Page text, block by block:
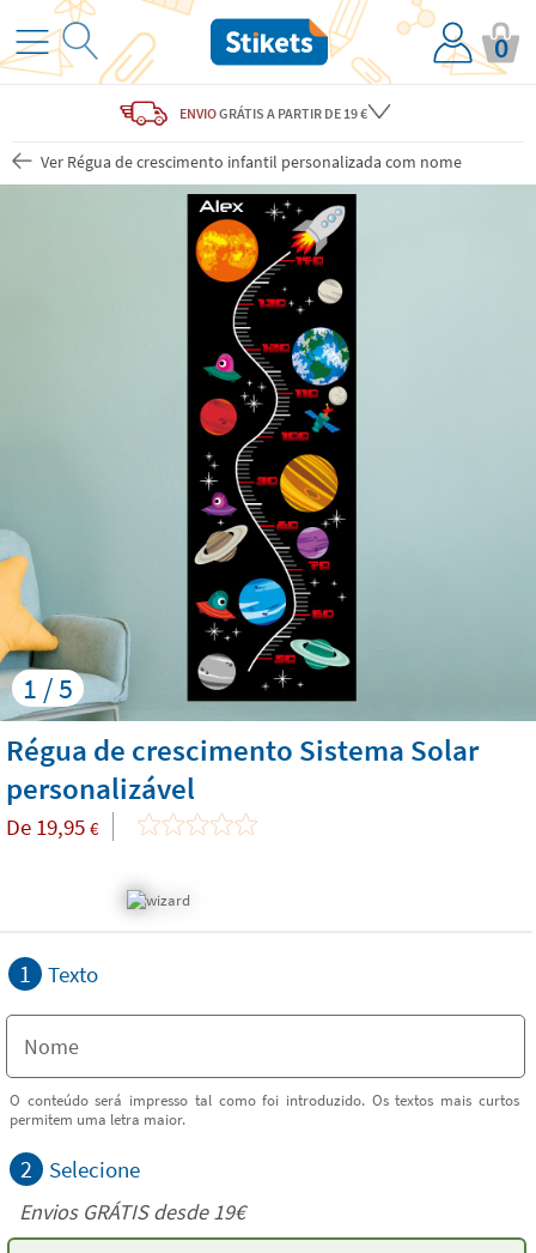
0
ENVIOGRÁTIS A PARTIR DE 19 €
Ver Régua de crescimento infantil personalizada com nome
1 / 5
Régua de crescimento Sistema Solar
personalizável
De 19,95 €
1 Texto
O conteúdo será impresso tal como foi introduzido. Os textos mais curtos
permitem uma letra maior.
2 Selecione
Envios GRÁTIS desde 19€